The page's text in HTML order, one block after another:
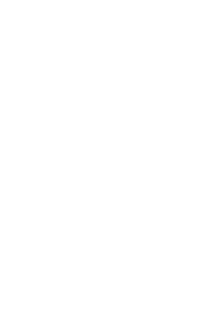
принять решения, которые
на кафедре Прикладной
(МОП), Санкт-Петербургской